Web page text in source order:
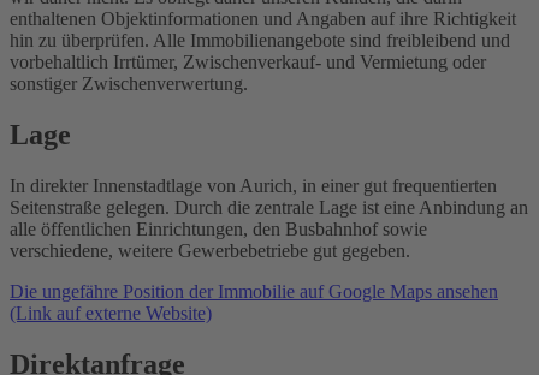
enthaltenen Objektinformationen und Angaben auf ihre Richtigkeit
hin zu überprüfen. Alle Immobilienangebote sind freibleibend und
vorbehaltlich Irrtümer, Zwischenverkauf- und Vermietung oder
sonstiger Zwischenverwertung.
Lage
In direkter Innenstadtlage von Aurich, in einer gut frequentierten
Seitenstraße gelegen. Durch die zentrale Lage ist eine Anbindung an
alle öffentlichen Einrichtungen, den Busbahnhof sowie
verschiedene, weitere Gewerbebetriebe gut gegeben.
Die ungefähre Position der Immobilie auf Google Maps ansehen
(Link auf externe Website)
Direktanfrage